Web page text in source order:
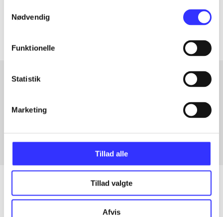
Nødvendig
Funktionelle
Statistik
Marketing
Tillad alle
Tillad valgte
Afvis
Artiklerne i
Fra